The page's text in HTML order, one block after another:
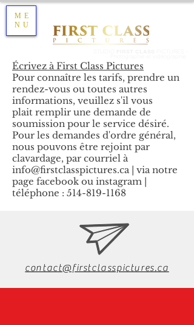
ME
NU
Écrivez à First Class Pictures
Pour connaître les tarifs, prendre un
rendez-vous ou toutes autres
informations, veuillez s'il vous
plait remplir une demande de
soumission pour le service désiré.
Pour les demandes d'ordre général,
nous pouvons être rejoint par
clavardage, par courriel à
info@firstclasspictures.ca| via notre
page facebook ou instagram |
téléphone : 514-819-1168
contact@firstclasspictures.ca